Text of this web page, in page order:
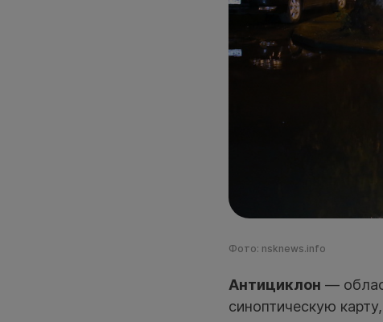
Фото: nsknews.info
Антициклон —
синоптическую